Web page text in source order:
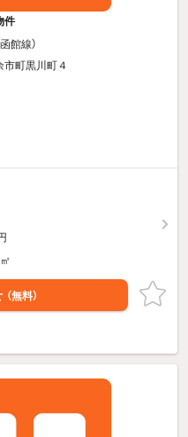
件
館線）
市町黒川町４
（無料）